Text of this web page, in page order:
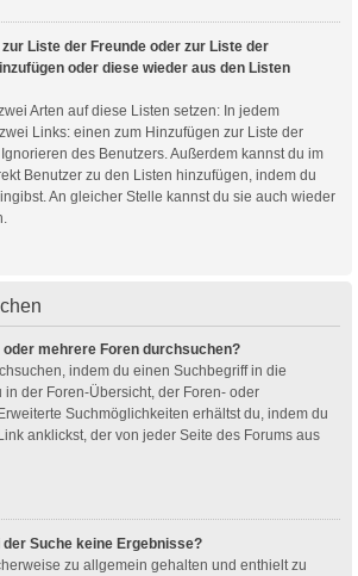
Liste der Freunde oder zur Liste der
oder diese wieder aus den Listen
Arten auf diese Listen setzen: In jedem
Links: einen zum Hinzufügen zur Liste der
des Benutzers. Außerdem kannst du im
Benutzer zu den Listen hinzufügen, indem du
An gleicher Stelle kannst du sie auch wieder
oder mehrere Foren durchsuchen?
indem du einen Suchbegriff in die
der Foren-Übersicht, der Foren- oder
Suchmöglichkeiten erhältst du, indem du
anklickst, der von jeder Seite des Forums aus
Suche keine Ergebnisse?
zu allgemein gehalten und enthielt zu